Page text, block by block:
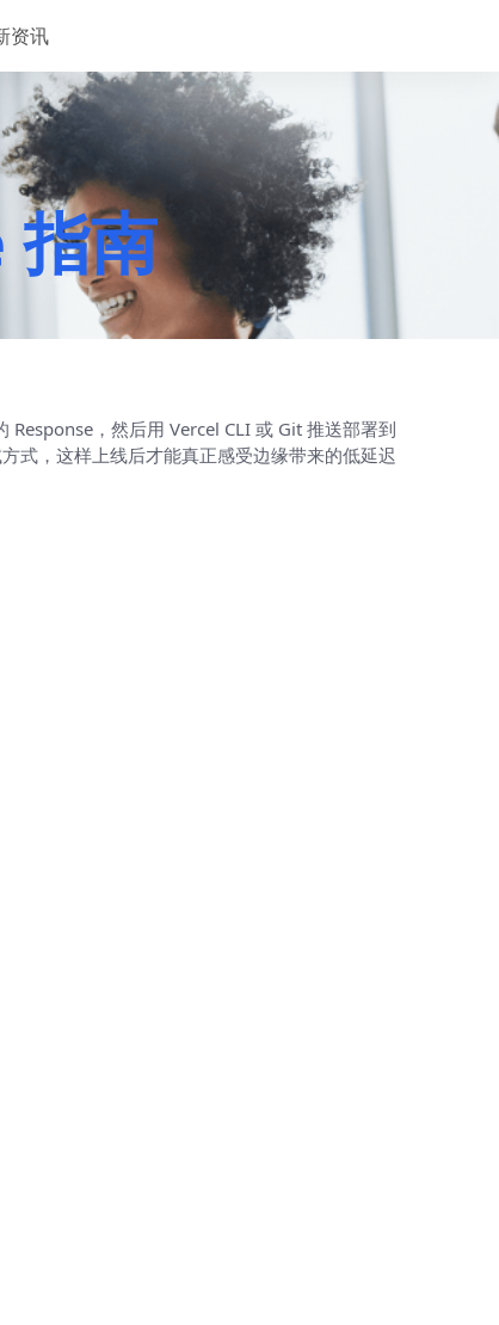
资讯
南
，然后用 Vercel CLI 或 Git 推送部署到
式，这样上线后才能真正感受边缘带来的低延迟